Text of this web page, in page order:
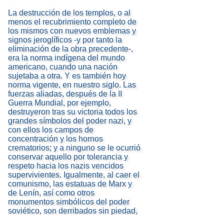
La destrucción de los templos, o al
menos el recubrimiento completo de
los mismos con nuevos emblemas y
signos jeroglíficos -y por tanto la
eliminación de la obra precedente-,
era la norma indígena del mundo
americano, cuando una nación
sujetaba a otra. Y es también hoy
norma vigente, en nuestro siglo. Las
fuerzas aliadas, después de la II
Guerra Mundial, por ejemplo,
destruyeron tras su victoria todos los
grandes símbolos del poder nazi, y
con ellos los campos de
concentración y los hornos
crematorios; y a ninguno se le ocurrió
conservar aquello por tolerancia y
respeto hacia los nazis vencidos
supervivientes. Igualmente, al caer el
comunismo, las estatuas de Marx y
de Lenín, así como otros
monumentos simbólicos del poder
soviético, son derribados sin piedad,